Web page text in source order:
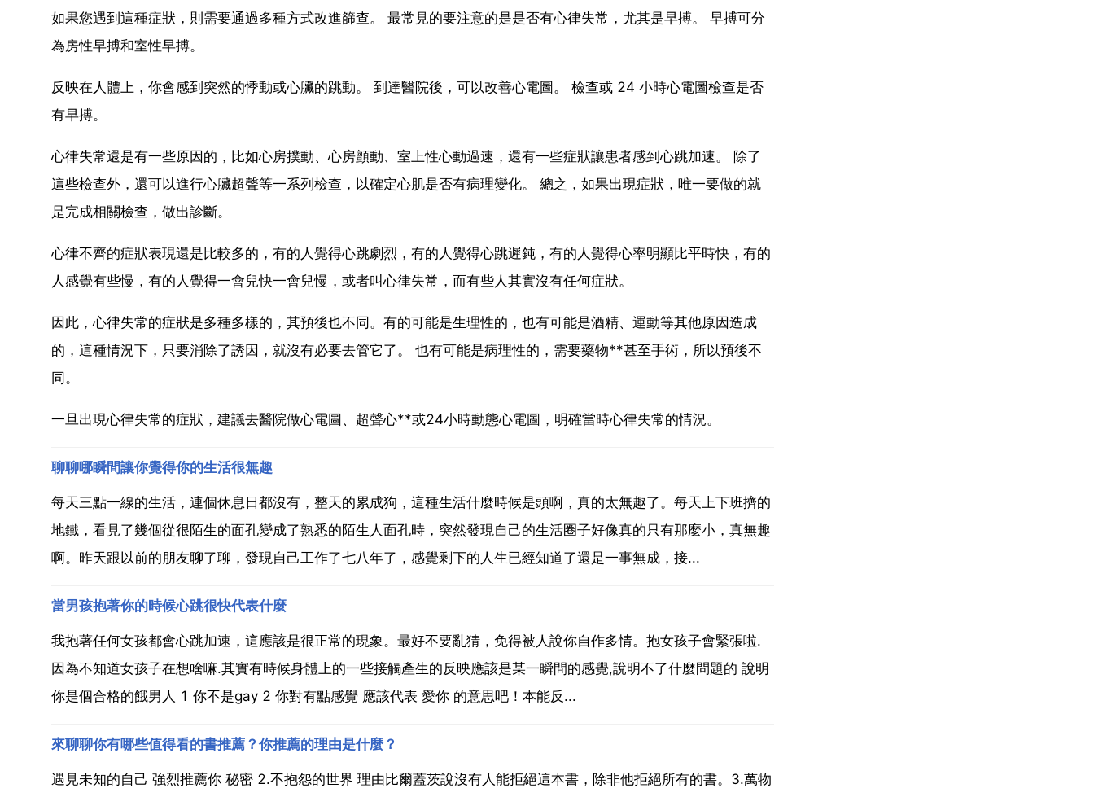
如果您遇到這種症狀，則需要通過多種方式改進篩查。 最常見的要注意的是是否有心律失常，尤其是早搏。 早搏可分
為房性早搏和室性早搏。
反映在人體上，你會感到突然的悸動或心臟的跳動。 到達醫院後，可以改善心電圖。 檢查或 24 小時心電圖檢查是否
有早搏。
心律失常還是有一些原因的，比如心房撲動、心房顫動、室上性心動過速，還有一些症狀讓患者感到心跳加速。 除了
這些檢查外，還可以進行心臟超聲等一系列檢查，以確定心肌是否有病理變化。 總之，如果出現症狀，唯一要做的就
是完成相關檢查，做出診斷。
心律不齊的症狀表現還是比較多的，有的人覺得心跳劇烈，有的人覺得心跳遲鈍，有的人覺得心率明顯比平時快，有的
人感覺有些慢，有的人覺得一會兒快一會兒慢，或者叫心律失常，而有些人其實沒有任何症狀。
因此，心律失常的症狀是多種多樣的，其預後也不同。有的可能是生理性的，也有可能是酒精、運動等其他原因造成
的，這種情況下，只要消除了誘因，就沒有必要去管它了。 也有可能是病理性的，需要藥物**甚至手術，所以預後不
同。
一旦出現心律失常的症狀，建議去醫院做心電圖、超聲心**或24小時動態心電圖，明確當時心律失常的情況。
聊聊哪瞬間讓你覺得你的生活很無趣
每天三點一線的生活，連個休息日都沒有，整天的累成狗，這種生活什麼時候是頭啊，真的太無趣了。每天上下班擠的
地鐵，看見了幾個從很陌生的面孔變成了熟悉的陌生人面孔時，突然發現自己的生活圈子好像真的只有那麼小，真無趣
啊。昨天跟以前的朋友聊了聊，發現自己工作了七八年了，感覺剩下的人生已經知道了還是一事無成，接...
當男孩抱著你的時候心跳很快代表什麼
我抱著任何女孩都會心跳加速，這應該是很正常的現象。最好不要亂猜，免得被人說你自作多情。抱女孩子會緊張啦.
因為不知道女孩子在想啥嘛.其實有時候身體上的一些接觸產生的反映應該是某一瞬間的感覺,說明不了什麼問題的 說明
你是個合格的餓男人 1 你不是gay 2 你對有點感覺 應該代表 愛你 的意思吧！本能反...
來聊聊你有哪些值得看的書推薦？你推薦的理由是什麼？
遇見未知的自己 強烈推薦你 秘密 2.不抱怨的世界 理由比爾蓋茨說沒有人能拒絕這本書，除非他拒絕所有的書。3.萬物